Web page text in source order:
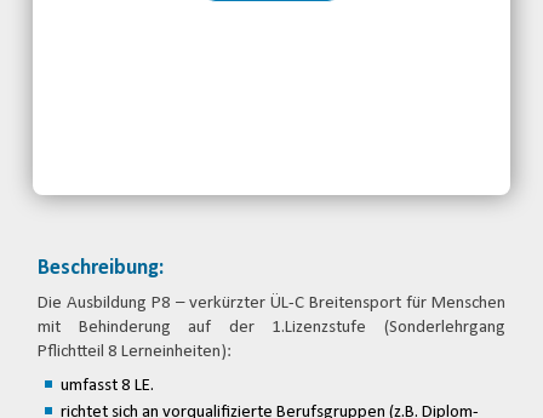
Beschreibung:
Die Ausbildung P8 – verkürzter ÜL-C Breitensport für Menschen
mit Behinderung auf der 1.Lizenzstufe (Sonderlehrgang
Pflichtteil 8 Lerneinheiten):
umfasst 8 LE.
richtet sich an vorqualifizierte Berufsgruppen (z.B. Diplom-